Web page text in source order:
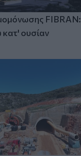
FIBRAN:
ουσίαν